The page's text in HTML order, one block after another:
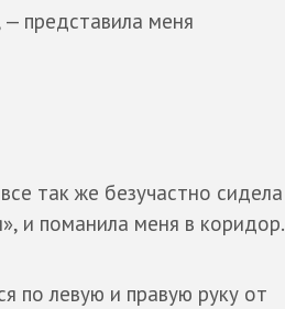
представила меня
так же безучастно сидела
и поманила меня в коридор.
по левую и правую руку от